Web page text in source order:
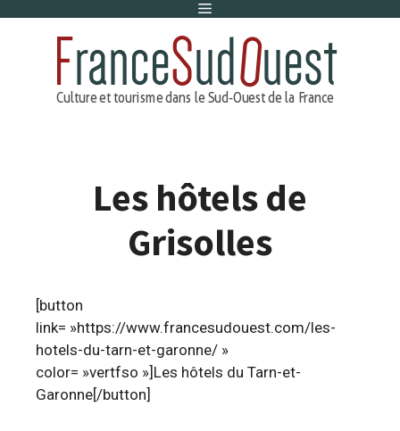
Menu
Les hôtels de
Grisolles
[button
link= »https://www.francesudouest.com/les-
hotels-du-tarn-et-garonne/ »
color= »vertfso »]Les hôtels du Tarn-et-
Garonne[/button]